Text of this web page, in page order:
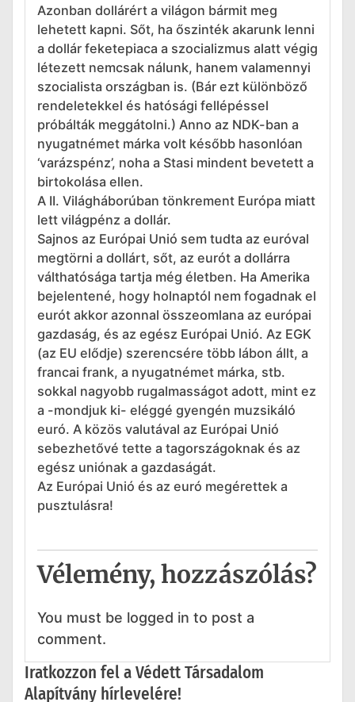
Azonban dollárért a világon bármit meg
lehetett kapni. Sőt, ha őszinték akarunk lenni
a dollár feketepiaca a szocializmus alatt végig
létezett nemcsak nálunk, hanem valamennyi
szocialista országban is. (Bár ezt különböző
rendeletekkel és hatósági fellépéssel
próbálták meggátolni.) Anno az NDK-ban a
nyugatnémet márka volt később hasonlóan
‘varázspénz’, noha a Stasi mindent bevetett a
birtokolása ellen.
A II. Világháborúban tönkrement Európa miatt
lett világpénz a dollár.
Sajnos az Európai Unió sem tudta az euróval
megtörni a dollárt, sőt, az eurót a dollárra
válthatósága tartja még életben. Ha Amerika
bejelentené, hogy holnaptól nem fogadnak el
eurót akkor azonnal összeomlana az európai
gazdaság, és az egész Európai Unió. Az EGK
(az EU elődje) szerencsére több lábon állt, a
francai frank, a nyugatnémet márka, stb.
sokkal nagyobb rugalmasságot adott, mint ez
a -mondjuk ki- eléggé gyengén muzsikáló
euró. A közös valutával az Európai Unió
sebezhetővé tette a tagországoknak és az
egész uniónak a gazdaságát.
Az Európai Unió és az euró megérettek a
pusztulásra!
Vélemény, hozzászólás?
You must be logged in to post a
comment.
Iratkozzon fel a Védett Társadalom
Alapítvány hírlevelére!